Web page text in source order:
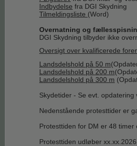
Indbydelse fra DGI Skydning
Tilmeldingsliste (Word)
Overnatning og
DGI Skydning tilbyder ikke
Oversigt over kvalificerede
Landsdelshold på 50 m
Landsdelshold på 200 m
Landsdelshold på 300 m
Skydetider - Se evt.
Nedenstående protesttider er
Protesttiden for DM er 48
Protesttiden udløber xx.xx.2026